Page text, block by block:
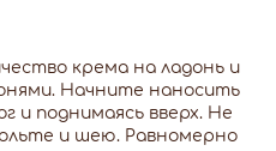
крема на ладонь и
Начните наносить
и поднимаясь вверх. Не
и шею. Равномерно